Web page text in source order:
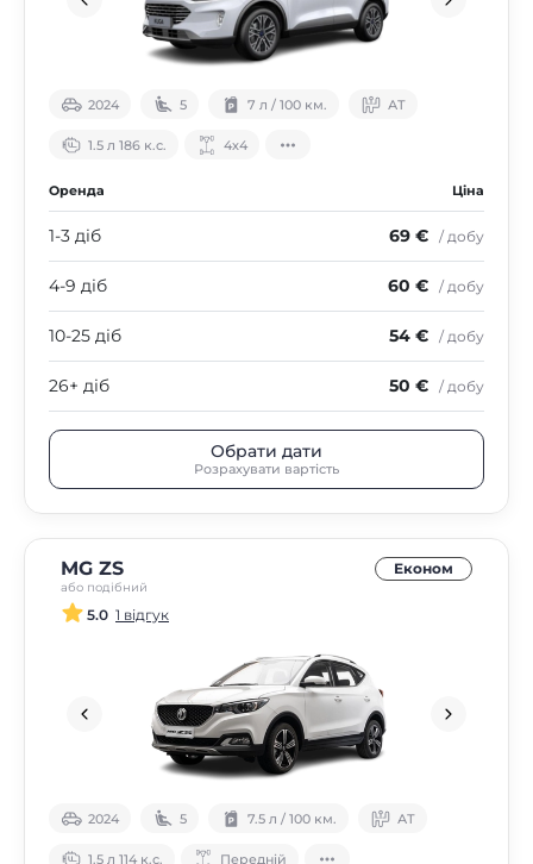
2024 5 7 л / 100 км. АТ
1.5 л 186 к.с. 4х4
Оренда Ціна
1-3 діб 69 € / добу
4-9 діб 60 € / добу
10-25 діб 54 € / добу
26+ діб 50 € / добу
Обрати дати
Розрахувати вартість
MG ZS
або подібний
Економ
5.0 1 відгук
2024 5 7.5 л / 100 км. АТ
1.5 л 114 к.с. Передній